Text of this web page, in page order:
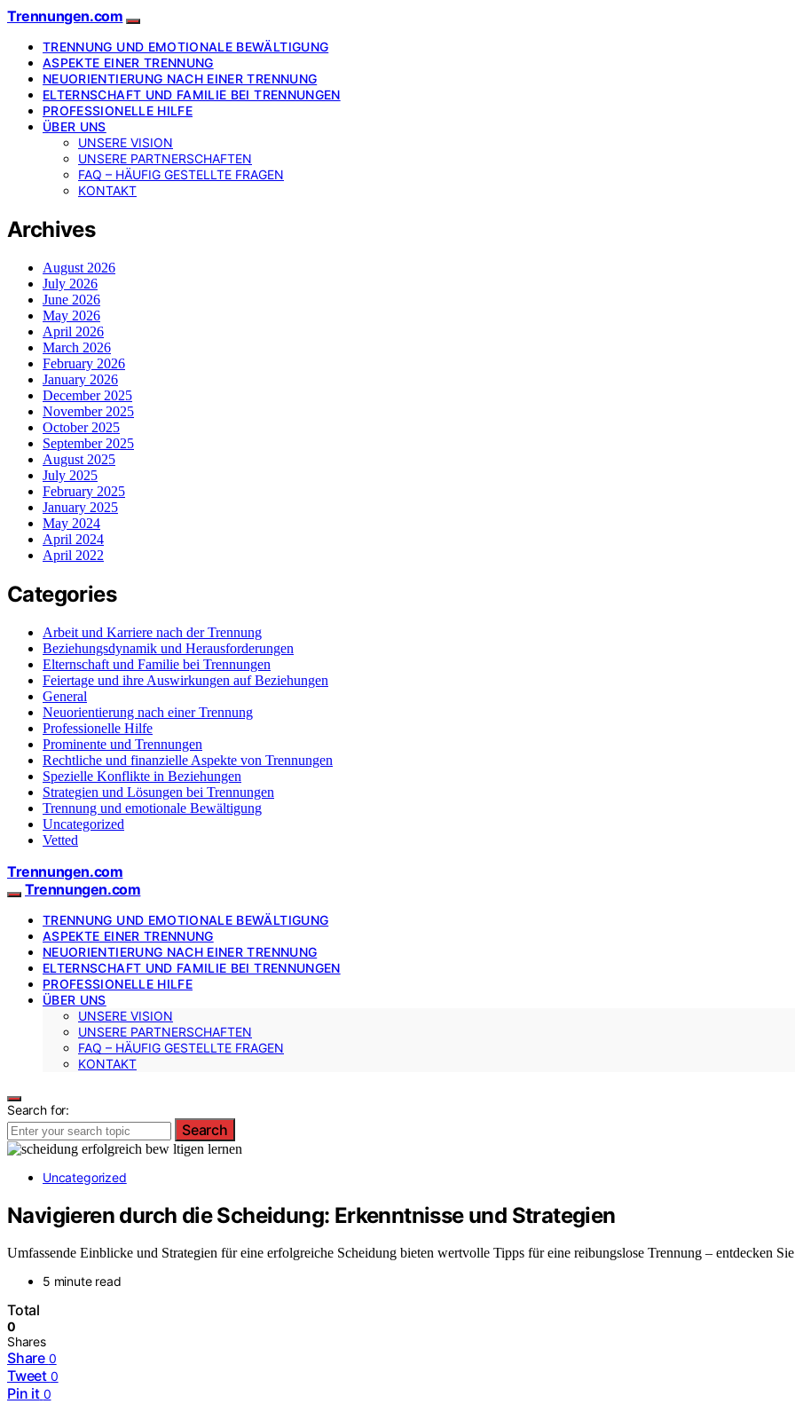
Trennungen.com
TRENNUNG UND EMOTIONALE BEWÄLTIGUNG
ASPEKTE EINER TRENNUNG
NEUORIENTIERUNG NACH EINER TRENNUNG
ELTERNSCHAFT UND FAMILIE BEI TRENNUNGEN
PROFESSIONELLE HILFE
ÜBER UNS
UNSERE VISION
UNSERE PARTNERSCHAFTEN
FAQ – HÄUFIG GESTELLTE FRAGEN
KONTAKT
Archives
August 2026
July 2026
June 2026
May 2026
April 2026
March 2026
February 2026
January 2026
December 2025
November 2025
October 2025
September 2025
August 2025
July 2025
February 2025
January 2025
May 2024
April 2024
April 2022
Categories
Arbeit und Karriere nach der Trennung
Beziehungsdynamik und Herausforderungen
Elternschaft und Familie bei Trennungen
Feiertage und ihre Auswirkungen auf Beziehungen
General
Neuorientierung nach einer Trennung
Professionelle Hilfe
Prominente und Trennungen
Rechtliche und finanzielle Aspekte von Trennungen
Spezielle Konflikte in Beziehungen
Strategien und Lösungen bei Trennungen
Trennung und emotionale Bewältigung
Uncategorized
Vetted
Trennungen.com
Trennungen.com
TRENNUNG UND EMOTIONALE BEWÄLTIGUNG
ASPEKTE EINER TRENNUNG
NEUORIENTIERUNG NACH EINER TRENNUNG
ELTERNSCHAFT UND FAMILIE BEI TRENNUNGEN
PROFESSIONELLE HILFE
ÜBER UNS
UNSERE VISION
UNSERE PARTNERSCHAFTEN
FAQ – HÄUFIG GESTELLTE FRAGEN
KONTAKT
Search for:
Search
Uncategorized
Navigieren durch die Scheidung: Erkenntnisse und Strategien
Umfassende Einblicke und Strategien für eine erfolgreiche Scheidung bieten wertvolle Tipps für eine reibungslose Trennung – entdecken
5 minute read
Total
0
Shares
Share 0
Tweet 0
Pin it 0